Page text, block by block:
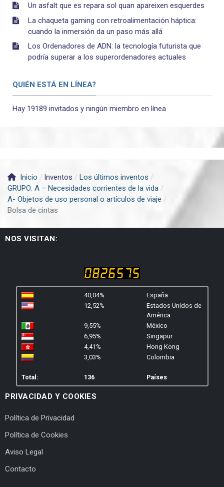
Un asfalt que es repara sol quan apareixen esquerdes
La chaqueta gaming con retroalimentación háptica:
cuando la inmersión da un paso más allá
Los Ordenadores de ADN: la tecnología futurista que
podría superar a los superordenadores actuales
QUIÉN ESTÁ EN LÍNEA?
Hay 19189 invitados y ningún miembro en línea
Inicio Inventos
Los últimos inventos
GRUPO: A – Necesidades corrientes de la vida
A- Objetos de uso personal o artículos de viaje
Bolsa de cintas
NOS VISITAN:
40,04%
España
12,52%
Estados Unidos de
América
9,55%
México
6,95%
Singapur
4,41%
Hong Kong
3,03%
Colombia
Total: 136 Países
PRIVACIDAD Y COOKIES
Política de Privacidad
Política de Cookies
Aviso Legal
Contacto